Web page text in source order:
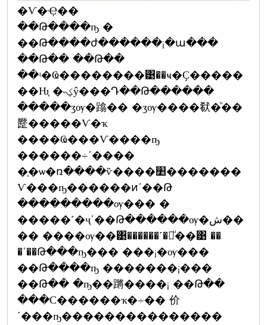
�Ѵ�Ҿ��
��Թ����ҧ �
��Թ����ժ������¡�ա���
��Թ�� ��Թ��
��ʵ�Ҩ��������͹��ҹ�Ҫ�����
��Ƕ֧ �˵ؼŷ���Դ��Թ������
�����ӡѹ�蹹�� �ӡѹ����㹷�ͧ��
蹷�����Ѵ�ҡ
����Ҩ���Ѵ����ҧ
������÷ʹ����
�֧�ѡ�ռ����ѷ����׺�������
Ѵ���ҧ������ͷʹ��Թ
���������ѹ��� �
�����˹�ҷʹ��Թ������ѹ�ش��
�� ����ѹ��͹������˹�觢ͧ��͹ ��
�ʹ��Թ���ҧ��� ���¡�ѹ���
��Թ����ҧ �������¡���
��Թ�� �ҧ��蹡����¡ ��Թ��
���С������ҡ�÷�� 价
ʹ���ҧ���������������